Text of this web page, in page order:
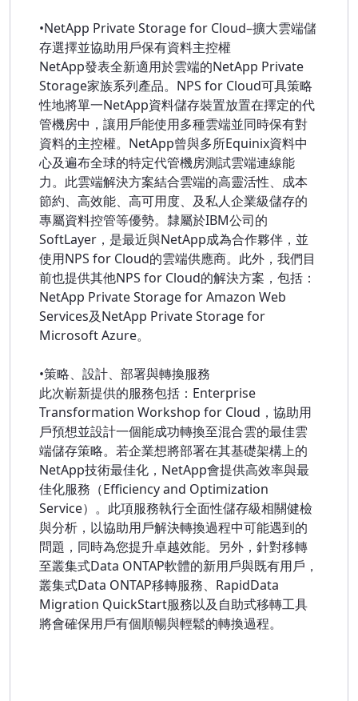
•NetApp Private Storage for Cloud–擴大雲端儲
存選擇並協助用戶保有資料主控權
NetApp發表全新適用於雲端的NetApp Private
Storage家族系列產品。NPS for Cloud可具策略
性地將單一NetApp資料儲存裝置放置在擇定的代
管機房中，讓用戶能使用多種雲端並同時保有對
資料的主控權。NetApp曾與多所Equinix資料中
心及遍布全球的特定代管機房測試雲端連線能
力。此雲端解決方案結合雲端的高靈活性、成本
節約、高效能、高可用度、及私人企業級儲存的
專屬資料控管等優勢。隸屬於IBM公司的
SoftLayer，是最近與NetApp成為合作夥伴，並
使用NPS for Cloud的雲端供應商。此外，我們目
前也提供其他NPS for Cloud的解決方案，包括：
NetApp Private Storage for Amazon Web
Services及NetApp Private Storage for
Microsoft Azure。
•策略、設計、部署與轉換服務
此次嶄新提供的服務包括：Enterprise
Transformation Workshop for Cloud，協助用
戶預想並設計一個能成功轉換至混合雲的最佳雲
端儲存策略。若企業想將部署在其基礎架構上的
NetApp技術最佳化，NetApp會提供高效率與最
佳化服務（Efficiency and Optimization
Service）。此項服務執行全面性儲存級相關健檢
與分析，以協助用戶解決轉換過程中可能遇到的
問題，同時為您提升卓越效能。另外，針對移轉
至叢集式Data ONTAP軟體的新用戶與既有用戶，
叢集式Data ONTAP移轉服務、RapidData
Migration QuickStart服務以及自助式移轉工具
將會確保用戶有個順暢與輕鬆的轉換過程。